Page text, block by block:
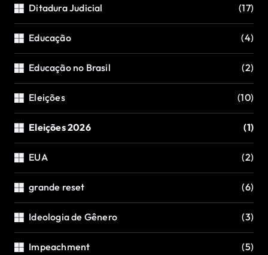
Ditadura Judicial (17)
Educação (4)
Educação no Brasil (2)
Eleições (10)
Eleições 2026 (1)
EUA (2)
grande reset (6)
Ideologia de Gênero (3)
Impeachment (5)